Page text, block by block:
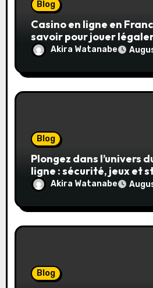
Blog
Casino en ligne en
savoir pour jouer
toute sécurité
Akira Watanabe
Blog
Plongez dans l’univers
ligne : sécurité, jeux et
gagnantes
Akira Watanabe
Blog